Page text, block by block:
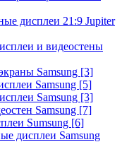
дисплеи 21:9 Jupiter
и видеостены
Samsung [3]
Samsung [5]
Samsung [3]
Samsung [7]
Sumsung [6]
дисплеи Samsung